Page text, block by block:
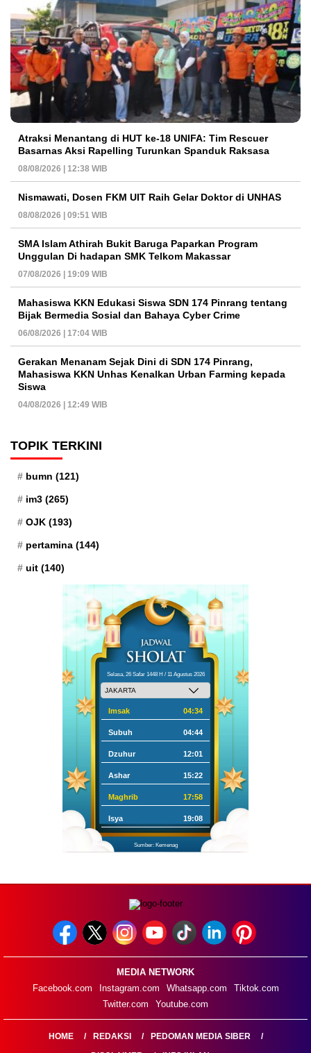
Atraksi Menantang di HUT ke-18 UNIFA: Tim Rescuer
Basarnas Aksi Rapelling Turunkan Spanduk Raksasa
08/08/2026 | 12:38 WIB
Nismawati, Dosen FKM UIT Raih Gelar Doktor di UNHAS
08/08/2026 | 09:51 WIB
SMA Islam Athirah Bukit Baruga Paparkan Program
Unggulan Di hadapan SMK Telkom Makassar
07/08/2026 | 19:09 WIB
Mahasiswa KKN Edukasi Siswa SDN 174 Pinrang tentang
Bijak Bermedia Sosial dan Bahaya Cyber Crime
06/08/2026 | 17:04 WIB
Gerakan Menanam Sejak Dini di SDN 174 Pinrang,
Mahasiswa KKN Unhas Kenalkan Urban Farming kepada
Siswa
04/08/2026 | 12:49 WIB
TOPIK TERKINI
bumn (121)
im3 (265)
OJK (193)
pertamina (144)
uit (140)
Selasa, 26 Safar 1448 H / 11 Agustus 2026
Imsak 04:34
Subuh 04:44
Dzuhur 12:01
Ashar 15:22
Maghrib 17:58
Isya 19:08
Sumber: Kemenag
MEDIA NETWORK
Facebook.com
Instagram.com Whatsapp.com
Tiktok.com
Twitter.com
Youtube.com
HOME REDAKSI
PEDOMAN MEDIA SIBER